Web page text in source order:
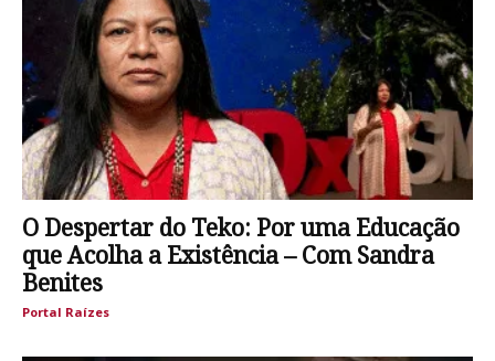
O Despertar do Teko: Por uma Educação
que Acolha a Existência – Com Sandra
Benites
Portal Raízes